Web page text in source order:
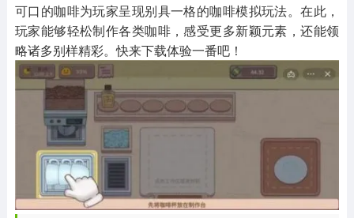
1654款应用
515款应用
1056款应用
可口的咖啡为玩家呈现别具一格的咖啡模拟玩法。在此，
玩家能够轻松制作各类咖啡，感受更多新颖元素，还能领
略诸多别样精彩。快来下载体验一番吧！